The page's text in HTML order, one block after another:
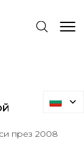
през 2008